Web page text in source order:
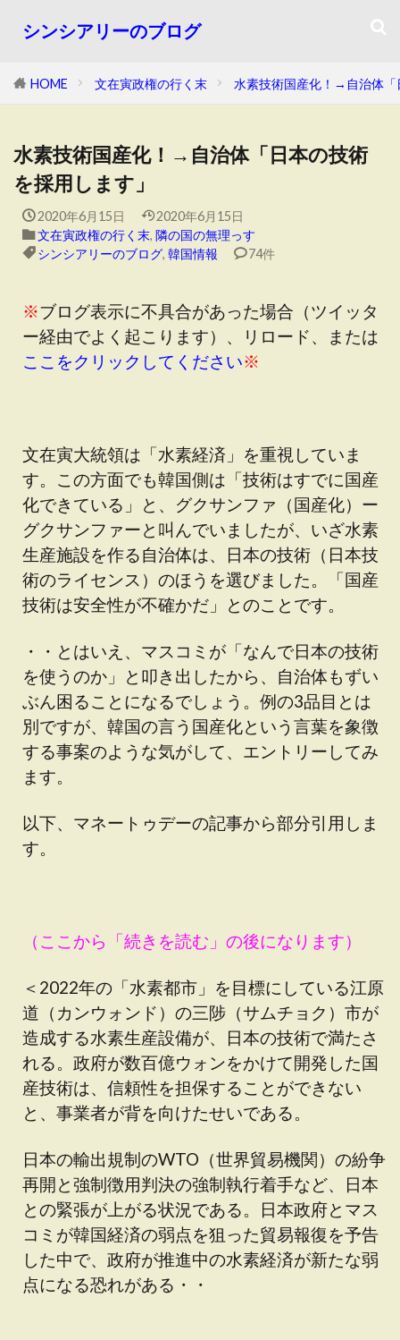
シンシアリーのブログ
HOME 文在寅政権の行く末 水素技術国産化！→自治体「
水素技術国産化！→自治体「日本の技術
を採用します」
2020年6月15日
2020年6月15日
文在寅政権の行く末, 隣の国の無理っす
シンシアリーのブログ, 韓国情報 74件
※ブログ表示に不具合があった場合（ツイッタ
ー経由でよく起こります）、リロード、または
ここをクリックしてください※
文在寅大統領は「水素経済」を重視していま
す。この方面でも韓国側は「技術はすでに国産
化できている」と、グクサンファ（国産化）ー
グクサンファーと叫んでいましたが、いざ水素
生産施設を作る自治体は、日本の技術（日本技
術のライセンス）のほうを選びました。「国産
技術は安全性が不確かだ」とのことです。
・・とはいえ、マスコミが「なんで日本の技術
を使うのか」と叩き出したから、自治体もずい
ぶん困ることになるでしょう。例の3品目とは
別ですが、韓国の言う国産化という言葉を象徴
する事案のような気がして、エントリーしてみ
ます。
以下、マネートゥデーの記事から部分引用しま
す。
（ここから「続きを読む」の後になります）
＜2022年の「水素都市」を目標にしている江原
道（カンウォンド）の三陟（サムチョク）市が
造成する水素生産設備が、日本の技術で満たさ
れる。政府が数百億ウォンをかけて開発した国
産技術は、信頼性を担保することができない
と、事業者が背を向けたせいである。
日本の輸出規制のWTO（世界貿易機関）の紛争
再開と強制徴用判決の強制執行着手など、日本
との緊張が上がる状況である。日本政府とマス
コミが韓国経済の弱点を狙った貿易報復を予告
した中で、政府が推進中の水素経済が新たな弱
点になる恐れがある・・